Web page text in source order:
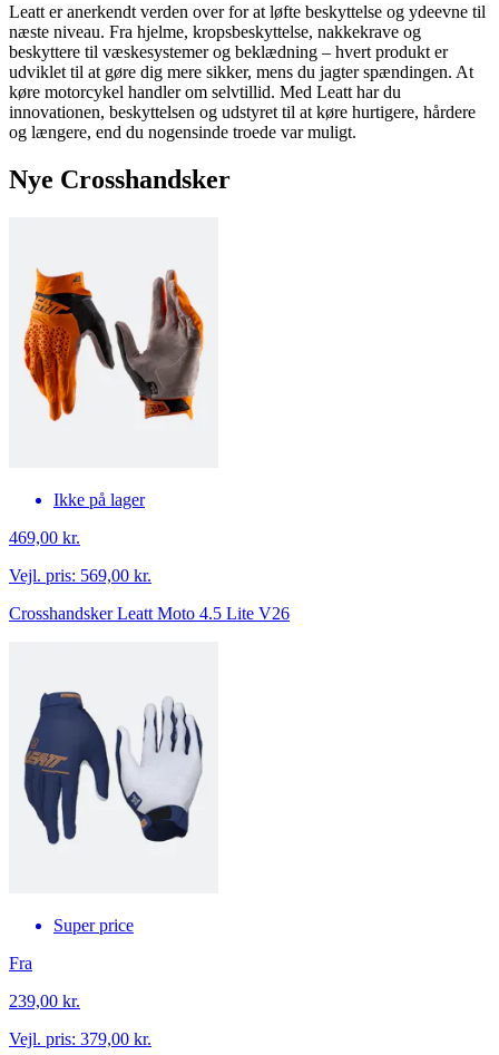
Leatt er anerkendt verden over for at løfte beskyttelse og ydeevne til
næste niveau. Fra hjelme, kropsbeskyttelse, nakkekrave og
beskyttere til væskesystemer og beklædning – hvert produkt er
udviklet til at gøre dig mere sikker, mens du jagter spændingen. At
køre motorcykel handler om selvtillid. Med Leatt har du
innovationen, beskyttelsen og udstyret til at køre hurtigere, hårdere
og længere, end du nogensinde troede var muligt.
Nye Crosshandsker
Ikke på lager
469,00 kr.
Vejl. pris: 569,00 kr.
Crosshandsker Leatt Moto 4.5 Lite V26
Super price
Fra
239,00 kr.
Vejl. pris: 379,00 kr.